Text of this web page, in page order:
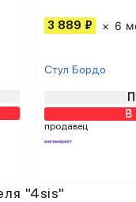
3 889 ₽ 6
Стул Бордо
В
продавец
"4sis"